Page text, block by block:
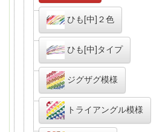
ひも[中]２色
ひも[中]タイプ
ジグザグ模様
トライアングル模様